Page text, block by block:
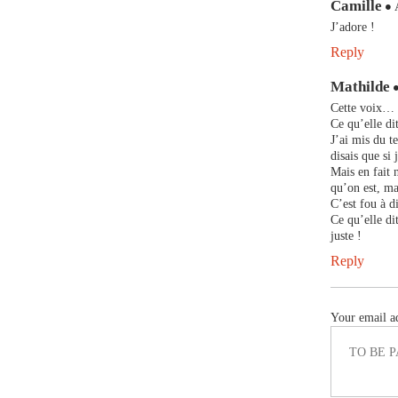
Camille
J’adore !
Reply
Mathilde
Cette voix…
Ce qu’elle
J’ai mis du
disais que si
Mais en fait
qu’on est,
C’est fou à
Ce qu’elle
juste !
Reply
Your email